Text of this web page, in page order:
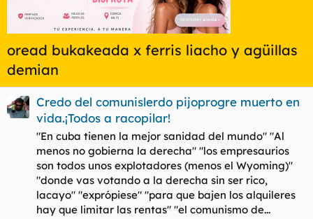
oread bukakeada x ferris liacho y agüillas
demian
Credo del comunislerdo pijoprogre muerto en
vida.¡Todos a racopilar!
"En cuba tienen la mejor sanidad del mundo" "Al
menos no gobierna la derecha" "los empresaurios
son todos unos explotadores (menos el Wyoming)"
"donde vas votando a la derecha sin ser rico,
lacayo" "exprópiese" "para que bajen los alquileres
hay que limitar las rentas" "el comunismo de...